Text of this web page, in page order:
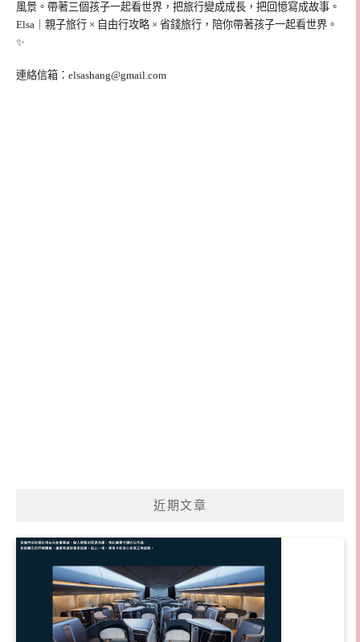
風景。帶著三個孩子一起看世界，把旅行變成成長，把回憶寫成故事。
Elsa｜親子旅行 × 自由行攻略 × 省錢旅行，陪你帶著孩子一起看世界。
✨
連絡信箱： elsashang@gmail.com
近期文章